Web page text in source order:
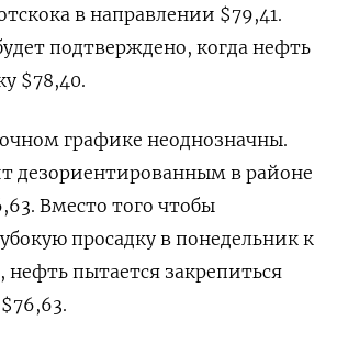
в направлении $79,41.
подтверждено, когда нефть
$78,40.
графике неоднозначны.
дезориентированным в районе
Вместо того чтобы
просадку в понедельник к
нефть пытается закрепиться